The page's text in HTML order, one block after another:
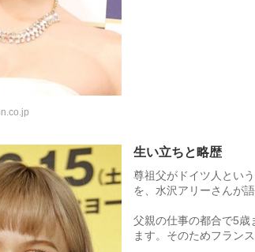
生い立ちと略歴
尊祖父がドイツ人とい
を、水沢アリーさんが
父親の仕事の都合で5歳
ます。そのためフラン